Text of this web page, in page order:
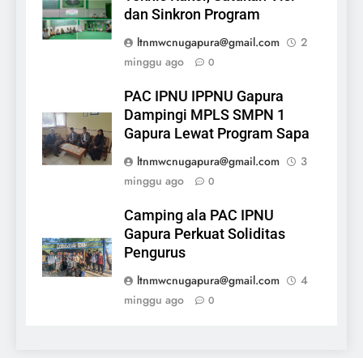
dan Sinkron Program
ltnmwcnugapura@gmail.com
2
minggu ago
0
PAC IPNU IPPNU Gapura
Dampingi MPLS SMPN 1
Gapura Lewat Program Sapa
ltnmwcnugapura@gmail.com
3
minggu ago
0
Camping ala PAC IPNU
Gapura Perkuat Soliditas
Pengurus
ltnmwcnugapura@gmail.com
4
minggu ago
0